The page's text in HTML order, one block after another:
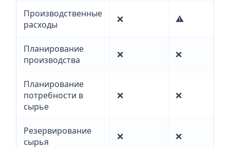
Производственные
расходы
❌ ⚠️
Планирование
производства
❌ ❌
Планирование
потребности в
сырье
❌ ❌
Резервирование
сырья
❌ ❌